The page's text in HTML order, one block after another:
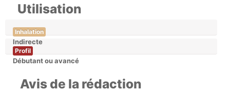
Utilisation
Inhalation
Indirecte
Profil
Débutant ou avancé
Avis de la rédaction